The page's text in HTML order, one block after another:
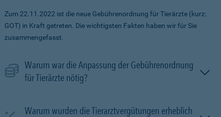
Zum 22.11.2022 ist die neue Gebührenordnung für Tierärzte (kurz:
GOT) in Kraft getreten. Die wichtigsten Fakten haben wir für Sie
zusammengefasst.
Warum war die Anpassung der Gebührenordnung
für Tierärzte nötig?
Warum wurden die Tierarztvergütungen erheblich